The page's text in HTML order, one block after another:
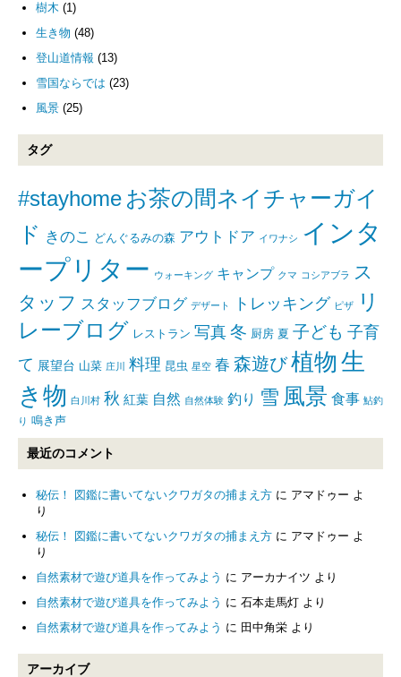
樹木 (1)
生き物 (48)
登山道情報 (13)
雪国ならでは (23)
風景 (25)
タグ
#stayhome お茶の間ネイチャーガイ
ド きのこ どんぐるみの森 アウトドア イワナシ インタ
ープリター ウォーキング キャンプ クマ コシアブラ
ス
タッフ スタッフブログ デザート トレッキング ピザ
リ
レーブログ レストラン 写真冬 厨房 夏 子ども 子育
て 展望台 山菜 庄川 料理 昆虫 星空 春 森遊び植物 生
き物 白川村 秋 紅葉 自然 自然体験 釣り 雪 風景 食事 鮎釣
り 鳴き声
最近のコメント
秘伝！ 図鑑に書いてないクワガタの捕まえ方 に アマドゥー よ
り
秘伝！ 図鑑に書いてないクワガタの捕まえ方 に アマドゥー よ
り
自然素材で遊び道具を作ってみよう に アーカナイツ より
自然素材で遊び道具を作ってみよう に 石本走馬灯 より
自然素材で遊び道具を作ってみよう に 田中角栄 より
アーカイブ